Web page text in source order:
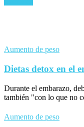
Aumento de peso
Dietas detox en el
Durante el embarazo,
también "con lo que no
Aumento de peso